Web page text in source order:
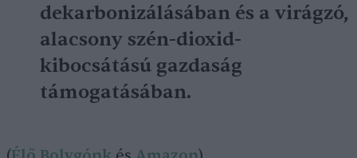
dekarbonizálásában és a virágzó,
alacsony szén-dioxid-
kibocsátású gazdaság
támogatásában.